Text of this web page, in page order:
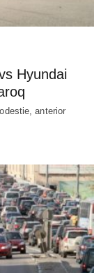
Hyundai
anterior